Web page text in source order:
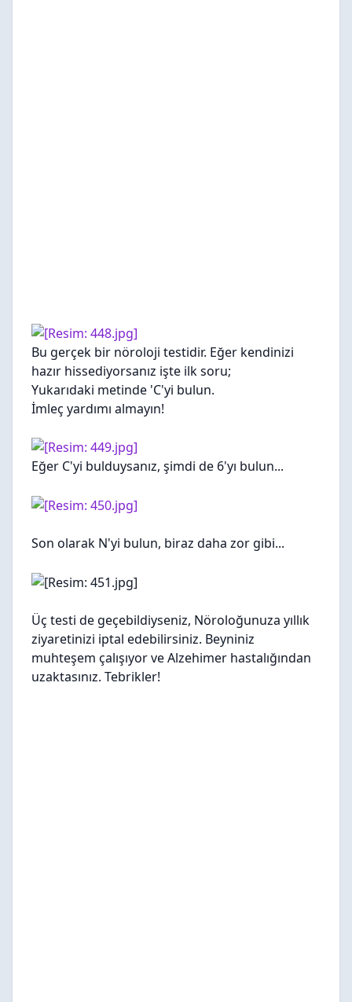
Bu gerçek bir nöroloji testidir. Eğer kendinizi
hazır hissediyorsanız işte ilk soru;
Yukarıdaki metinde 'C'yi bulun.
İmleç yardımı almayın!
Eğer C'yi bulduysanız, şimdi de 6'yı bulun...
Son olarak N'yi bulun, biraz daha zor gibi...
Üç testi de geçebildiyseniz, Nöroloğunuza yıllık
ziyaretinizi iptal edebilirsiniz. Beyniniz
muhteşem çalışıyor ve Alzehimer hastalığından
uzaktasınız. Tebrikler!